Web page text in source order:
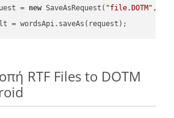
= new SaveAsRequest( "file.DOTM"
RTF Files to DOTM